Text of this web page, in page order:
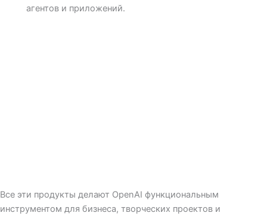
агентов и приложений.
Все эти продукты делают OpenAI функциональным
инструментом для бизнеса, творческих проектов и